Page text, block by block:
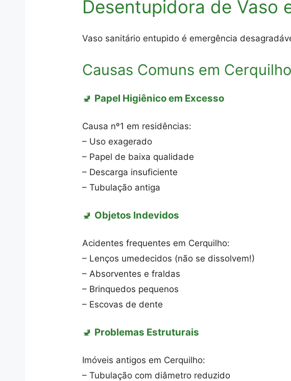
Desentupidora de Vaso
Vaso sanitário entupido é emergência
Causas Comuns em Cerquilho
🚽 Papel Higiênico em Excesso
Causa nº1 em residências:
– Uso exagerado
– Papel de baixa qualidade
– Descarga insuficiente
– Tubulação antiga
🚽 Objetos Indevidos
Acidentes frequentes em Cerquilho:
– Lenços umedecidos (não se dissolvem!)
– Absorventes e fraldas
– Brinquedos pequenos
– Escovas de dente
🚽 Problemas Estruturais
Imóveis antigos em Cerquilho:
– Tubulação com diâmetro reduzido